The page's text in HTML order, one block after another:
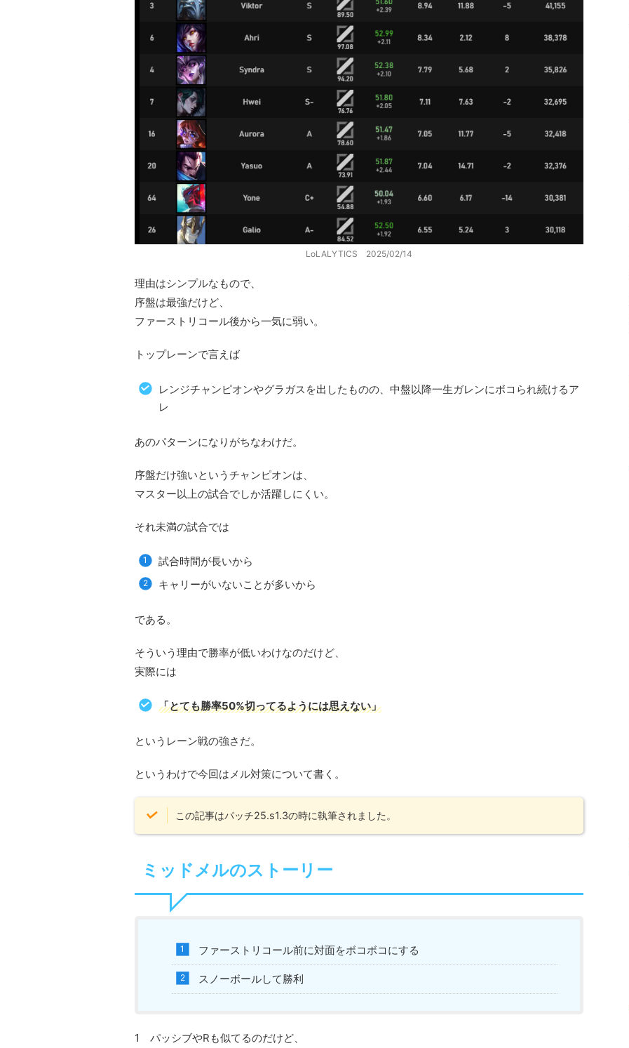
LoLALYTICS 2025/02/14
理由はシンプルなもので、
序盤は最強だけど、
ファーストリコール後から一気に弱い。
トップレーンで言えば
レンジチャンピオンやグラガスを出したものの、中盤以降一生ガレンにボコられ続けるア
レ
あのパターンになりがちなわけだ。
序盤だけ強いというチャンピオンは、
マスター以上の試合でしか活躍しにくい。
それ未満の試合では
試合時間が長いから
キャリーがいないことが多いから
である。
そういう理由で勝率が低いわけなのだけど、
実際には
「とても勝率50%切ってるようには思えない」
というレーン戦の強さだ。
というわけで今回はメル対策について書く。
この記事はパッチ25.s1.3の時に執筆されました。
ミッドメルのストーリー
ファーストリコール前に対面をボコボコにする
スノーボールして勝利
1 パッシブやRも似てるのだけど、